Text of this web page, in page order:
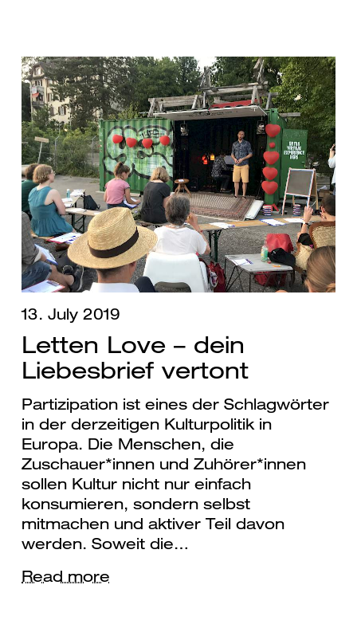
13. July 2019
Letten Love – dein
Liebesbrief vertont
Partizipation ist eines der Schlagwörter
in der derzeitigen Kulturpolitik in
Europa. Die Menschen, die
Zuschauer*innen und Zuhörer*innen
sollen Kultur nicht nur einfach
konsumieren, sondern selbst
mitmachen und aktiver Teil davon
werden. Soweit die…
Read more